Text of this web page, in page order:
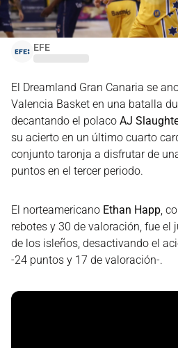
EFE
El Dreamland Gran Canaria se
Valencia Basket en una batalla
decantando el polaco AJ
su acierto en un último cuarto
conjunto taronja a disfrutar de
puntos en el tercer periodo.
El norteamericano Ethan Happ ,
rebotes y 30 de valoración, fue el
de los isleños, desactivando el
-24 puntos y 17 de valoración-.